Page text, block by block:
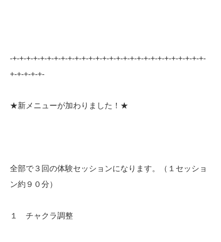
-+-+-+-+-+-+-+-+-+-+-+-+-+-+-+-+-+-+-+-+-+-+-+-+-+-+-+-+-
+-+-+-+-+-
★新メニューが加わりました！★
全部で３回の体験セッションになります。（１セッショ
ン約９０分）
１ チャクラ調整